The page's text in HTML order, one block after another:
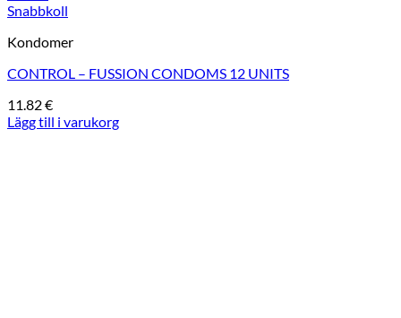
Snabbkoll
Kondomer
CONTROL – FUSSION CONDOMS 12 UNITS
11.82€
Lägg till i varukorg